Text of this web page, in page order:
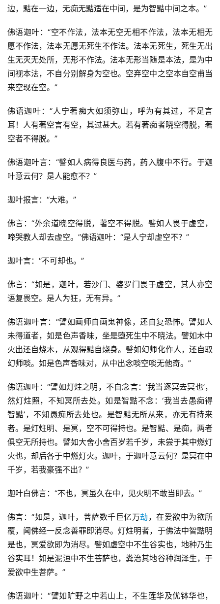
边，黠在一边，无痴无黠适在中间，是为智黠中间之本。”
佛语迦叶：“空不作法，法本无空无相不作法，法本无相无
愿不作法，法本无愿无死生不作法。法本无死生，死生无出
生无灭无处所，无形不作法。法本无形当随是本法，是为中
间视本法，不自分别解身为空也。空弃空中之空本自空甫当
来空现在空。”
佛语迦叶：“人宁著痴大如须弥山，呼为有其过，不足言
耳！人有著空言有空，其过甚大。若有著痴者晓空得脱，著
空者不得脱。”
佛语迦叶言：“譬如人病得良医与药，药入腹中不行。于迦
叶意云何？是人能愈不？”
迦叶报言：“大难。”
佛言：“外余道晓空得脱，著空不得脱。譬如人畏于虚空，
啼哭教人却去虚空。”佛语迦叶：“是人宁却虚空不？”
迦叶言：“不可却也。”
佛言：“如是，迦叶，若沙门、婆罗门畏于虚空，其人亦空
语复畏空。是人为狂，无有异。”
佛语迦叶言：“譬如画师自画鬼神像，还自复恐怖。譬如人
未得道者，如是色声香味，坐是堕死生中不晓法。譬如木中
火出还自烧木，从观得黠自烧身。譬如幻师化作人，还自取
幻师啖。如是色声香味对，从中出念啖空啖无他奇。”
佛语迦叶：“譬如灯炷之明，不自念言：‘我当逐冥去冥也’，
然灯炷照，不知冥所去处。如是智黠不念：‘我当去愚痴得
智黠’，不知愚痴所去处也。是智黠无所从来，亦无有持来
者。是灯炷明、是冥，空不可得持也。是智黠、是痴，两者
俱空无所持也。譬如大舍小舍百岁若千岁，未尝于其中燃灯
火也，却后各于中燃灯火。迦叶，于迦叶意云何？是冥在中
千岁，若我豪强不出？”
迦叶白佛言：“不也，冥虽久在中，见火明不敢当即去。”
佛言：“如是，迦叶，菩萨数千巨亿万劫 ，在爱欲中为欲所
覆，闻佛经一反念善罪即消尽。灯炷明者，于佛法中智黠明
是也，冥爱欲即为消尽。譬如虚空中不生谷实也，地种乃生
谷实耳！如是泥洹中不生菩萨也，粪治其地谷种润泽生，于
爱欲中生菩萨。”
佛语迦叶：“譬如旷野之中若山上，不生莲华及优钵华也，